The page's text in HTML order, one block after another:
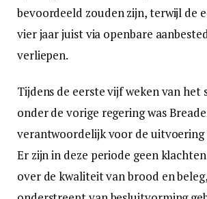
bevoordeeld zouden zijn, terwijl de
vier jaar juist via openbare
verliepen.
Tijdens de eerste vijf weken van het
onder de vorige regering was
verantwoordelijk voor de
Er zijn in deze periode geen
over de kwaliteit van brood en